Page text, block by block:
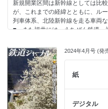
新規開業区間は新幹線としては比
が、これまでの経緯とともに、ル
列車体系、北陸新幹線を走る車両
■ また福井には、えちぜん鉄道、
■ 凋落のメインラインシリーズは
た鹿児島本線の博多～八代間を取
えます。
2024年4月号 (発
紙
デジタル